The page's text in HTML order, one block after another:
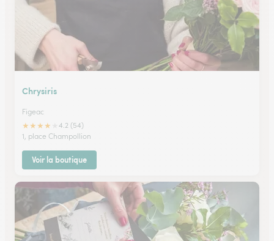
Chrysiris
Figeac
★★★★
4.2 (54)
1, place Champollion
Voir la boutique